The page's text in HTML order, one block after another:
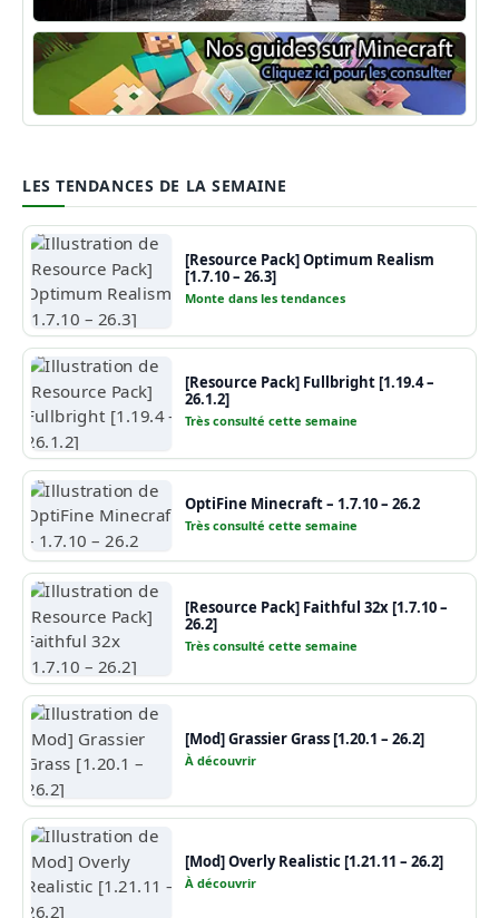
Shaders Minecraft
Guide Minecraft
LES TENDANCES DE LA SEMAINE
[Resource Pack] Optimum Realism
[1.7.10 – 26.3]
Monte dans les tendances
[Resource Pack] Fullbright [1.19.4 –
26.1.2]
Très consulté cette semaine
OptiFine Minecraft – 1.7.10 – 26.2
Très consulté cette semaine
[Resource Pack] Faithful 32x [1.7.10 –
26.2]
Très consulté cette semaine
[Mod] Grassier Grass [1.20.1 – 26.2]
À découvrir
[Mod] Overly Realistic [1.21.11 – 26.2]
À découvrir